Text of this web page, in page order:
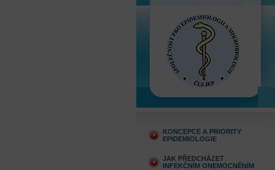
KONCEPCE A PRIORITY
EPIDEMIOLOGIE
JAK PŘEDCHÁZET
INFEKČNÍM ONEMOCNĚNÍM